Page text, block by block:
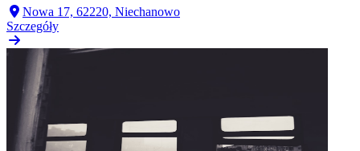
Nowa 17, 62220, Niechanowo
Szczegóły